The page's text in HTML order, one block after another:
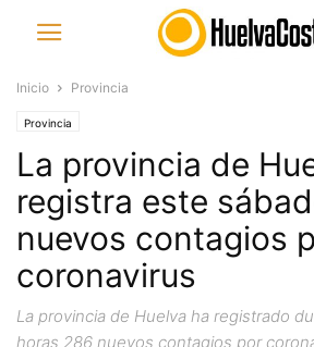
Inicio Provincia
Provincia
La provincia de
registra este
nuevos contagios
coronavirus
La provincia de Huelva ha registrado
horas 286 nuevos contagios por